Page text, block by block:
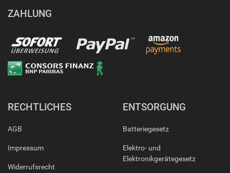
ZAHLUNG
RECHTLICHES
AGB
Impressum
Widerrufsrecht
ENTSORGUNG
Batteriegesetz
Elektro- und
Elektronikgerätegesetz